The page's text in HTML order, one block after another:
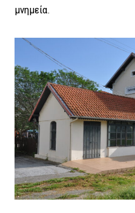
μνημεία.